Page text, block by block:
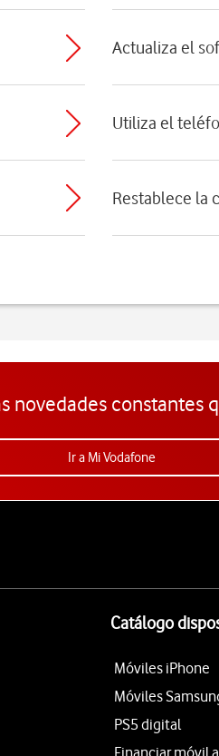
Actualiza el
Utiliza el
Restablece la
novedades constantes
Ir a Mi Vodafone
Catálogo
Móviles iPhone
Móviles
PS5 digital
Financiar móvil